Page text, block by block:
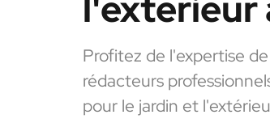
Profitez de l'expertise
rédacteurs
pour le jardin et